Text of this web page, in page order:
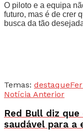
O piloto e a equipa
futuro, mas é de crer
busca da tão
Temas: destaque
Notícia Anterior
Red Bull diz
saudável para a